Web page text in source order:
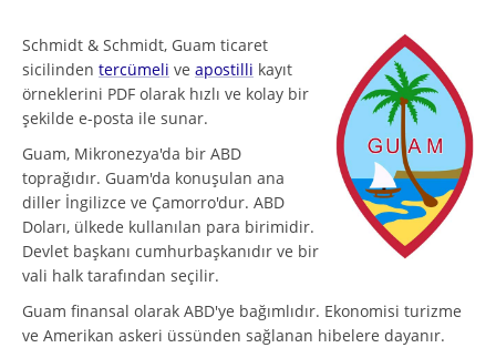
Schmidt & Schmidt, Guam ticaret
sicilinden tercümeli ve apostilli kayıt
örneklerini PDF olarak hızlı ve kolay bir
şekilde e-posta ile sunar.
Guam, Mikronezya'da bir ABD
toprağıdır. Guam'da konuşulan ana
diller İngilizce ve Çamorro'dur. ABD
Doları, ülkede kullanılan para birimidir.
Devlet başkanı cumhurbaşkanıdır ve bir
vali halk tarafından seçilir.
Guam finansal olarak ABD'ye bağımlıdır. Ekonomisi turizme
ve Amerikan askeri üssünden sağlanan hibelere dayanır.